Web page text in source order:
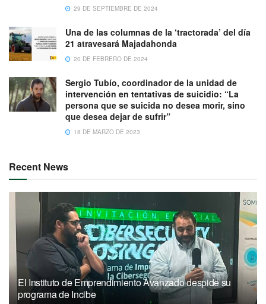
29 DE SEPTIEMBRE DE 2024
Una de las columnas de la ‘tractorada’ del día
21 atravesará Majadahonda
20 DE FEBRERO DE 2024
Sergio Tubío, coordinador de la unidad de
intervención en tentativas de suicidio: “La
persona que se suicida no desea morir, sino
que desea dejar de sufrir”
18 DE MARZO DE 2023
Recent News
El Instituto de Emprendimiento Avanzado despide su
programa de Incibe